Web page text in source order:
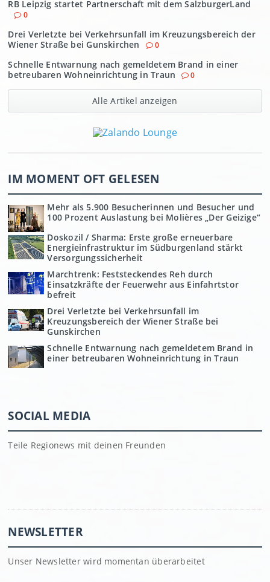
RB Leipzig startet Partnerschaft mit dem SalzburgerLand
0
Drei Verletzte bei Verkehrsunfall im Kreuzungsbereich der
Wiener Straße bei Gunskirchen
0
Schnelle Entwarnung nach gemeldetem Brand in einer
betreubaren Wohneinrichtung in Traun
0
Alle Artikel anzeigen
IM MOMENT OFT GELESEN
Mehr als 5.900 Besucherinnen und Besucher und
100 Prozent Auslastung bei Molières „Der Geizige“
Doskozil / Sharma: Erste große erneuerbare
Energieinfrastruktur im Südburgenland stärkt
Versorgungssicherheit
Marchtrenk: Feststeckendes Reh durch
Einsatzkräfte der Feuerwehr aus Einfahrtstor
befreit
Drei Verletzte bei Verkehrsunfall im
Kreuzungsbereich der Wiener Straße bei
Gunskirchen
Schnelle Entwarnung nach gemeldetem Brand in
einer betreubaren Wohneinrichtung in Traun
SOCIAL MEDIA
Teile Regionews mit deinen Freunden
NEWSLETTER
Unser Newsletter wird momentan überarbeitet